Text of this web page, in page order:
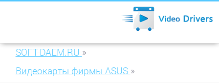
SOFT-DAEM.RU »
Видеокарты фирмы ASUS »